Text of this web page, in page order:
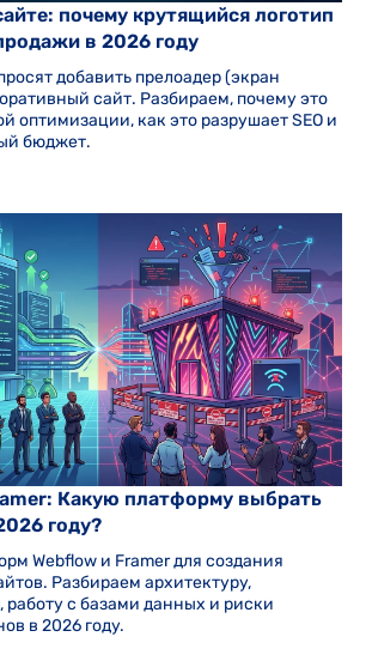
почему крутящийся логотип
в 2026 году
добавить прелоадер (экран
сайт. Разбираем, почему это
оптимизации, как это разрушает SEO и
бюджет.
Какую платформу выбрать
году?
Webflow и Framer для создания
Разбираем архитектуру,
работу с базами данных и риски
в 2026 году.